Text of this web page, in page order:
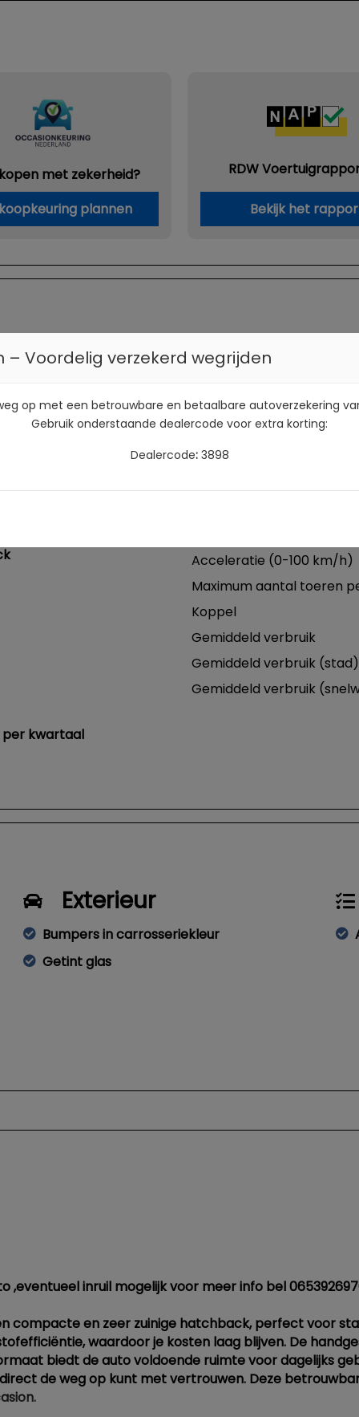
met zekerheid?
plannen
RDW
Bekijk het
kwartaal
Motor en
Brandstof
Transmissie
Aantal cilinders
Acceleratie (0-100 km/h)
Maximum aantal toeren
Koppel
Gemiddeld verbruik
Gemiddeld verbruik (stad)
Gemiddeld verbruik
Exterieur
Bumpers in carrosseriekleur
Getint glas
,eventueel inruil mogelijk voor meer info bel
compacte en zeer zuinige hatchback, perfect voor
waardoor je kosten laag blijven. De
biedt de auto voldoende ruimte voor dagelijks
de weg op kunt met vertrouwen. Deze
– Voordelig verzekerd wegrijden
op met een betrouwbare en betaalbare autoverzekering
Gebruik onderstaande dealercode voor extra korting:
Dealercode:3898